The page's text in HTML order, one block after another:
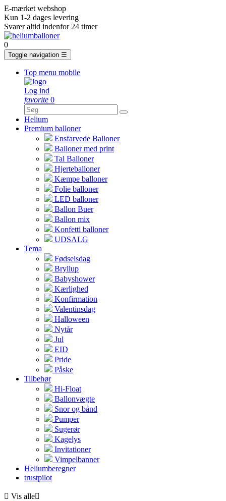
E-mærket webshop
Kun 1-2 dages levering
Svarer altid indenfor 24 timer
0
Toggle navigation ☰
Top menu mobile
Log ind
favorite 0
Helium
Premium balloner
Ensfarvede Balloner
Balloner med print
Tal Balloner
Hjerteballoner
Kæmpe balloner
Folie balloner
LED balloner
Ballon Buer
Ballon mix
Konfetti balloner
UDSALG
Tema
Fødselsdag
Bryllup
Babyshower
Kærlighed
Konfirmation
Valentinsdag
Halloween
Nytår
Jul
EID
Pride
Påske
Tilbehør
Hi-Float
Ballonvægte
Snor og bånd
Pumper
Sugerør
Kagelys
Invitationer
Vimpelbanner
Heliumberegner
trustpilot
 Vis alle